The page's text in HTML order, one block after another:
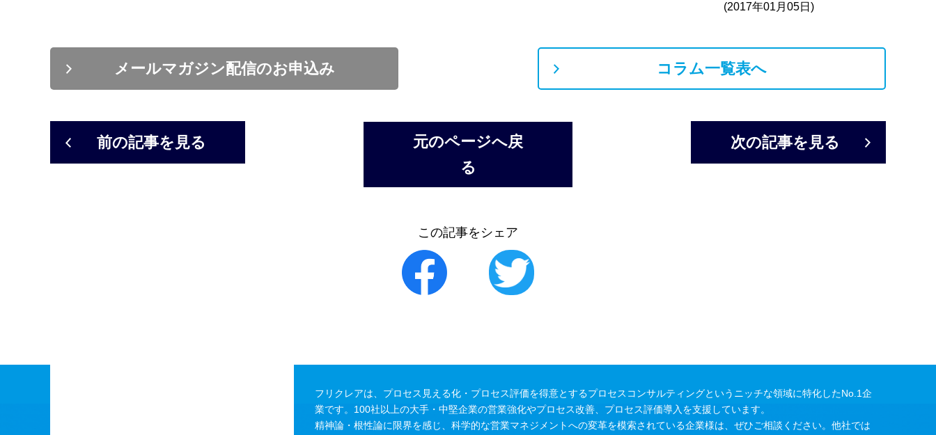
(2017年01月05日)
メールマガジン配信のお申込み コラム一覧表へ
前の記事を見る 次の記事を見る
元のページへ戻
る
この記事をシェア
フリクレアは、プロセス見える化・プロセス評価を得意とするプロセスコンサルティングというニッチな領域に特化したNo.1企
業です。100社以上の大手・中堅企業の営業強化やプロセス改善、プロセス評価導入を支援しています。
精神論・根性論に限界を感じ、科学的な営業マネジメントへの変革を模索されている企業様は、ぜひご相談ください。他社では